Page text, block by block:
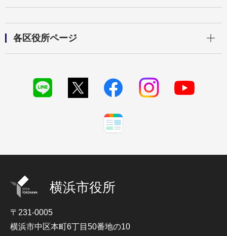
各区役所ページ
横浜市役所
〒231-0005
横浜市中区本町6丁目50番地の10